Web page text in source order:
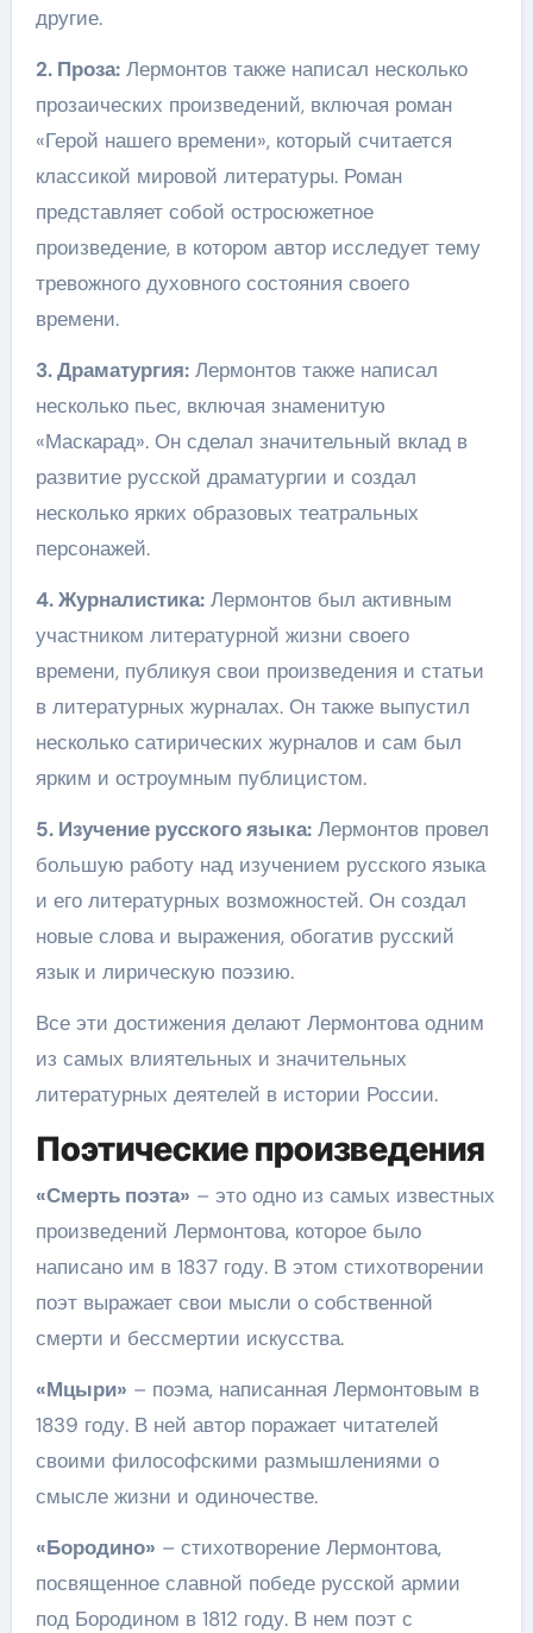
другие.
2. Проза:Лермонтов также написал несколько
прозаических произведений, включая роман
«Герой нашего времени», который считается
классикой мировой литературы. Роман
представляет собой остросюжетное
произведение, в котором автор исследует тему
тревожного духовного состояния своего
времени.
3. Драматургия:Лермонтов также написал
несколько пьес, включая знаменитую
«Маскарад». Он сделал значительный вклад в
развитие русской драматургии и создал
несколько ярких образовых театральных
персонажей.
4. Журналистика:Лермонтов был активным
участником литературной жизни своего
времени, публикуя свои произведения и статьи
в литературных журналах. Он также выпустил
несколько сатирических журналов и сам был
ярким и остроумным публицистом.
5. Изучение русского языка:Лермонтов провел
большую работу над изучением русского языка
и его литературных возможностей. Он создал
новые слова и выражения, обогатив русский
язык и лирическую поэзию.
Все эти достижения делают Лермонтова одним
из самых влиятельных и значительных
литературных деятелей в истории России.
Поэтические произведения
«Смерть поэта» – это одно из самых известных
произведений Лермонтова, которое было
написано им в 1837 году. В этом стихотворении
поэт выражает свои мысли о собственной
смерти и бессмертии искусства.
«Мцыри» – поэма, написанная Лермонтовым в
1839 году. В ней автор поражает читателей
своими философскими размышлениями о
смысле жизни и одиночестве.
«Бородино» – стихотворение Лермонтова,
посвященное славной победе русской армии
под Бородином в 1812 году. В нем поэт с